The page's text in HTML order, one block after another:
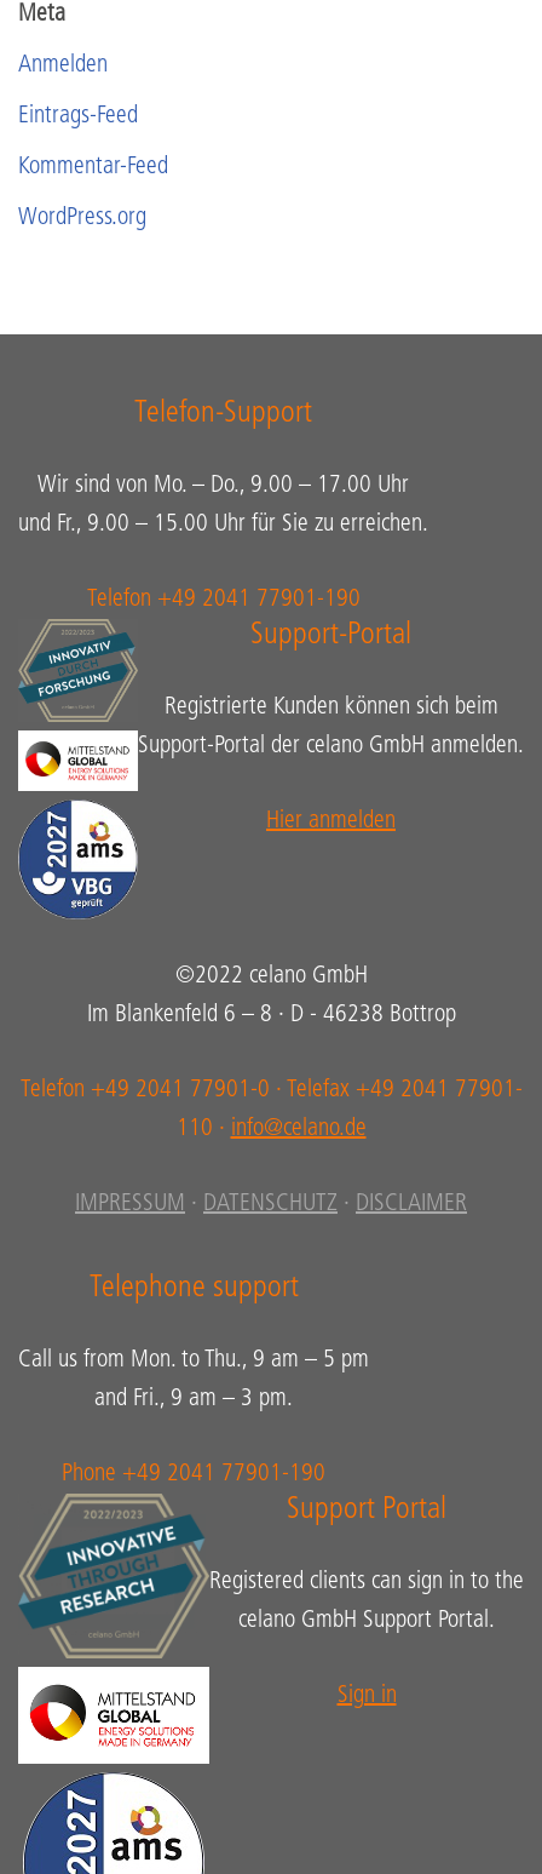
Meta
Anmelden
Eintrags-Feed
Kommentar-Feed
WordPress.org
Telefon-Support
Wir sind von Mo. – Do., 9.00 – 17.00 Uhr
und Fr., 9.00 – 15.00 Uhr für Sie zu erreichen.
Telefon +49 2041 77901-190
Support-Portal
Registrierte Kunden können sich beim
Support-Portal der celano GmbH anmelden.
Hier anmelden
©2022 celano GmbH
Im Blankenfeld 6 – 8 · D - 46238 Bottrop
Telefon +49 2041 77901-0 · Telefax +49 2041 77901-
110 · info@celano.de
IMPRESSUM · DATENSCHUTZ · DISCLAIMER
Telephone support
Call us from Mon. to Thu., 9 am – 5 pm
and Fri., 9 am – 3 pm.
Phone +49 2041 77901-190
Support Portal
Registered clients can sign in to the
celano GmbH Support Portal.
Sign in